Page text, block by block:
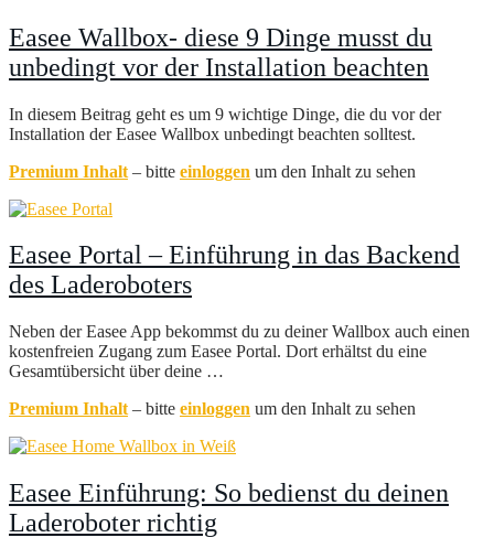
Easee Wallbox- diese 9 Dinge musst du
unbedingt vor der Installation beachten
In diesem Beitrag geht es um 9 wichtige Dinge, die du vor der
Installation der Easee Wallbox unbedingt beachten solltest.
Premium Inhalt – bitte einloggen um den Inhalt zu sehen
Easee Portal – Einführung in das Backend
des Laderoboters
Neben der Easee App bekommst du zu deiner Wallbox auch einen
kostenfreien Zugang zum Easee Portal. Dort erhältst du eine
Gesamtübersicht über deine …
Premium Inhalt – bitte einloggen um den Inhalt zu sehen
Easee Einführung: So bedienst du deinen
Laderoboter richtig